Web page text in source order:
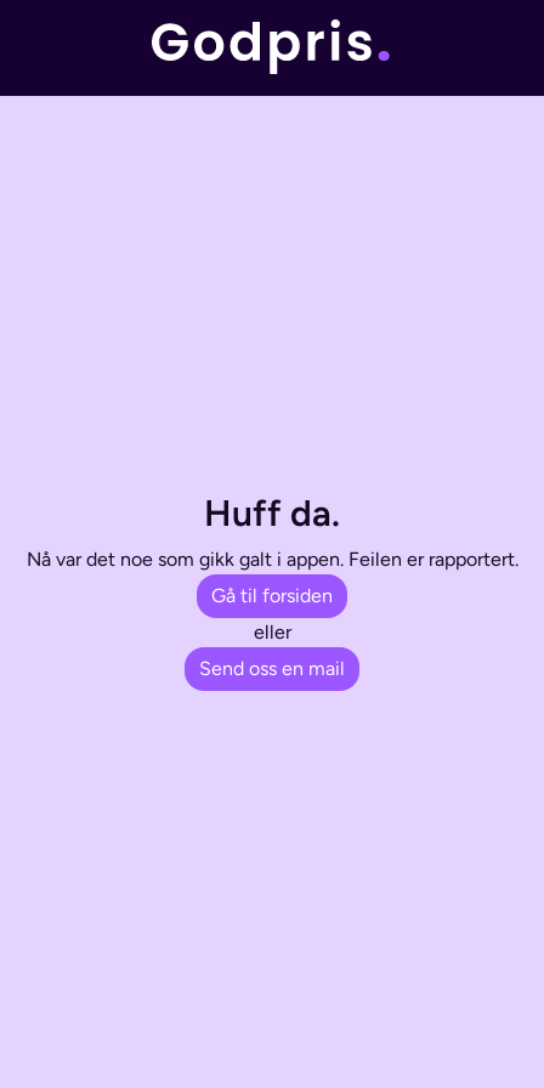
Huff da.
Nå var det noe som gikk galt i appen. Feilen er rapportert.
Gå til forsiden
eller
Send oss en mail